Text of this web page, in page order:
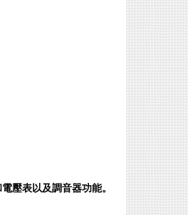
壓表以及調音器功能。